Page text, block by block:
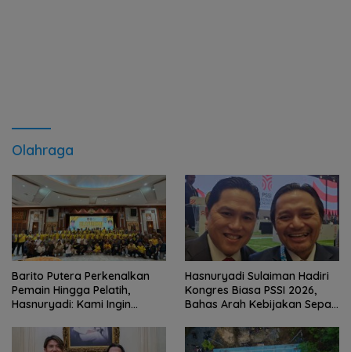
Olahraga
Barito Putera Perkenalkan
Pemain Hingga Pelatih,
Hasnuryadi: Kami Ingin
Hasnuryadi Sulaiman Hadiri
Kongres Biasa PSSI 2026,
Bahas Arah Kebijakan Sepak